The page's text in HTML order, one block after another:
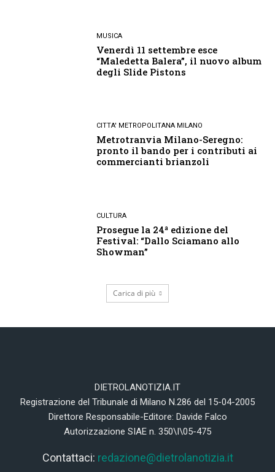
MUSICA
Venerdì 11 settembre esce
“Maledetta Balera”, il nuovo album
degli Slide Pistons
CITTA' METROPOLITANA MILANO
Metrotranvia Milano-Seregno:
pronto il bando per i contributi ai
commercianti brianzoli
CULTURA
Prosegue la 24ª edizione del
Festival: “Dallo Sciamano allo
Showman”
Carica di più
DIETROLANOTIZIA.IT
Registrazione del Tribunale di Milano N.286 del 15-04-2005
Direttore Responsabile-Editore: Davide Falco
Autorizzazione SIAE n. 350\I\05-475
Contattaci: redazione@dietrolanotizia.it